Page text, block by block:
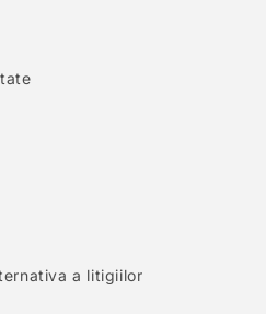
a litigiilor